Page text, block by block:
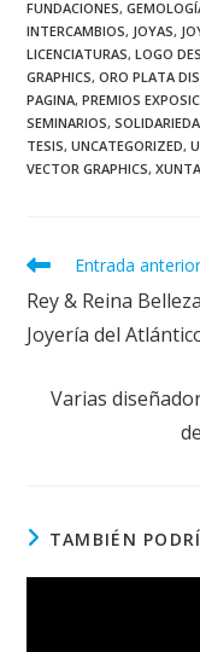
FUNDACIONES,
INTERCAMBIOS, JOYAS,
LICENCIATURAS, LOGO
GRAPHICS, ORO PLATA
PAGINA, PREMIOS
SEMINARIOS,
TESIS, UNCATEGORIZED,
VECTOR GRAPHICS,
Leer
artículos
Entrada
Rey & Reina
Joyería del
Varias
TAMBIÉN